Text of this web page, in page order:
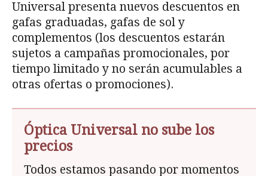
Universal presenta nuevos descuentos en
gafas graduadas, gafas de sol y
complementos (los descuentos estarán
sujetos a campañas promocionales, por
tiempo limitado y no serán acumulables a
otras ofertas o promociones).
Óptica Universal no sube los
precios
Todos estamos pasando por momentos